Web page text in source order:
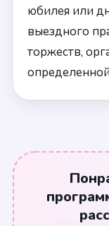
юбилея или
выездного
торжеств,